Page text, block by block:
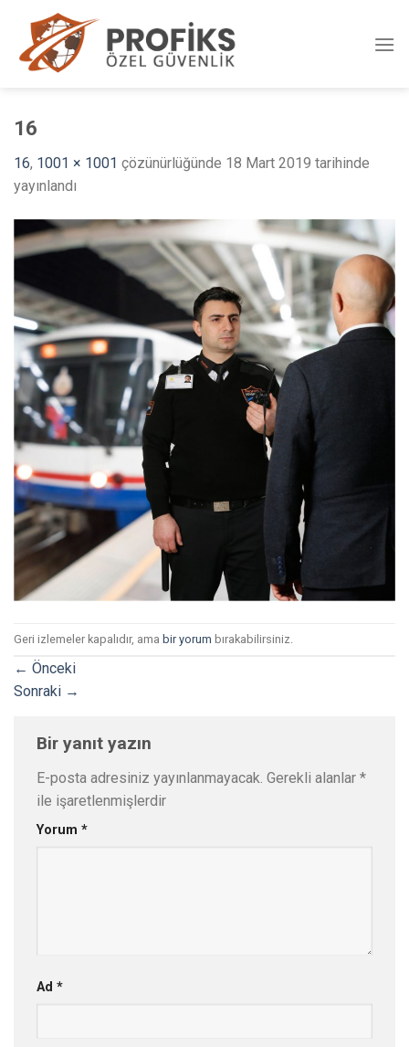
content
16
16, 1001 × 1001 çözünürlüğünde 18 Mart 2019 tarihinde
yayınlandı
Geri izlemeler kapalıdır, ama bir yorum bırakabilirsiniz.
← Önceki
Sonraki →
Bir yanıt yazın
E-posta adresiniz yayınlanmayacak. Gerekli alanlar *
ile işaretlenmişlerdir
Yorum *
Ad *